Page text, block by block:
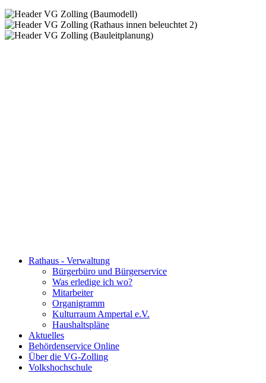
Rathaus - Verwaltung
Bürgerbüro und Bürgerservice
Was erledige ich wo?
Mitarbeiter
Organigramm
Kulturraum Ampertal e.V.
Haushaltspläne
Aktuelles
Behördenservice Online
Über die VG-Zolling
Volkshochschule